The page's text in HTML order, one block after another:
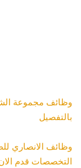
وظائف مجموعة
بالتفصيل
وظائف الانصاري
التخصصات قدم